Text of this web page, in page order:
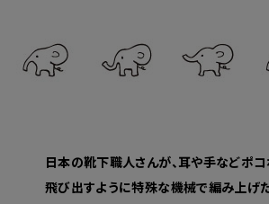
日本の靴下職人さんが、耳や手などポ
飛び出すように特殊な機械で編み上げた